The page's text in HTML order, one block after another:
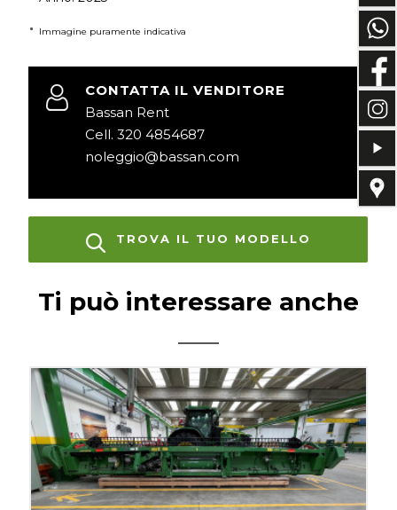
Immagine puramente indicativa
CONTATTA IL VENDITORE
Bassan Rent
Cell. 320 4854687
noleggio@bassan.com
TROVA IL TUO MODELLO
Ti può interessare anche